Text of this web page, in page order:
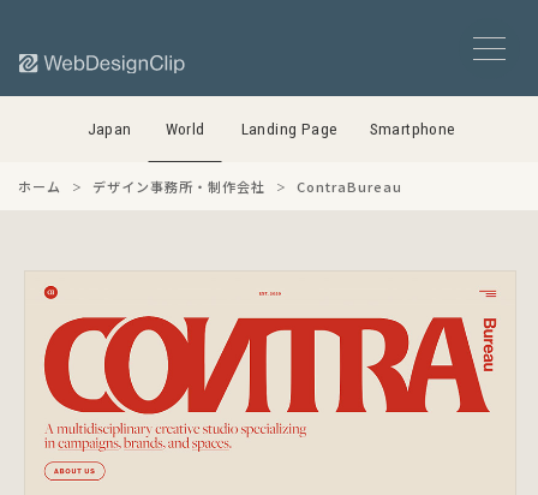
Japan World Landing Page Smartphone
ホーム デザイン事務所・制作会社 ContraBureau